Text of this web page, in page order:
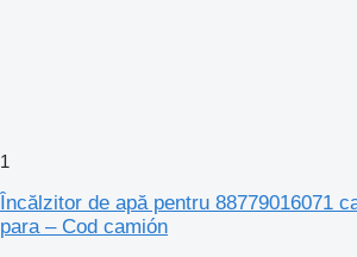
1
Încălzitor de apă pentru 88779016071
para – Cod camión